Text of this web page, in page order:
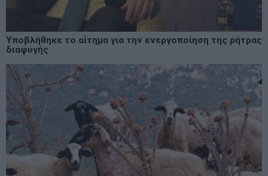
Υποβλήθηκε το αίτημα για την ενεργοποίηση της ρήτρας
διαφυγής